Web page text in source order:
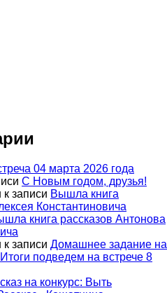
04 марта 2026 года
С Новым годом, друзья!
к записи Вышла книга
Константиновича
книга рассказов Антонова
к записи Домашнее задание на
подведем на встрече 8
на конкурс: Выть